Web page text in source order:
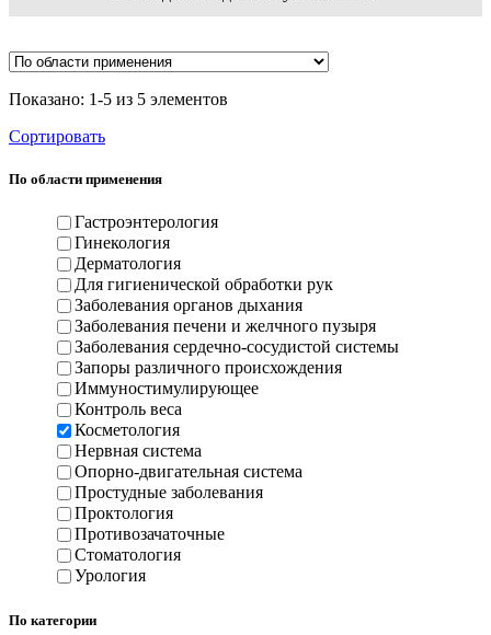
Показано: 1-5 из 5 элементов
Сортировать
По области применения
Гастроэнтерология
Гинекология
Дерматология
Для гигиенической обработки рук
Заболевания органов дыхания
Заболевания печени и желчного пузыря
Заболевания сердечно-сосудистой системы
Запоры различного происхождения
Иммуностимулирующее
Контроль веса
Косметология
Нервная система
Опорно-двигательная система
Простудные заболевания
Проктология
Противозачаточные
Стоматология
Урология
По категории